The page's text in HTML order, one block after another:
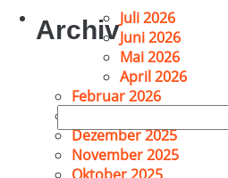
Suchen
nach:
ArchivJuli 2026
Juni 2026
Mai 2026
April 2026
Februar 2026
Dezember 2025
November 2025